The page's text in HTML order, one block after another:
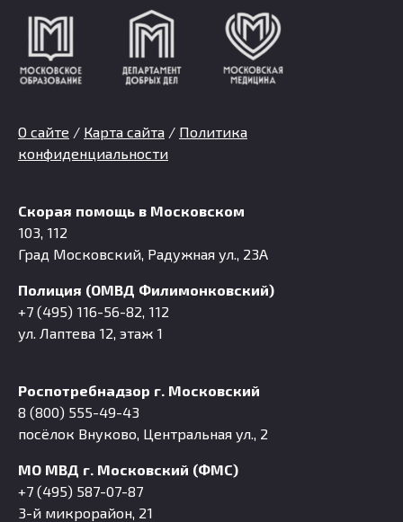
О сайте / Карта сайта / Политика
конфиденциальности
Скорая помощь в Московском
103, 112
Град Московский, Радужная ул., 23А
Полиция (ОМВД Филимонковский)
+7 (495) 116-56-82, 112
ул. Лаптева 12, этаж 1
Роспотребнадзор г. Московский
8 (800) 555-49-43
посёлок Внуково, Центральная ул., 2
МО МВД г. Московский (ФМС)
+7 (495) 587-07-87
3-й микрорайон, 21